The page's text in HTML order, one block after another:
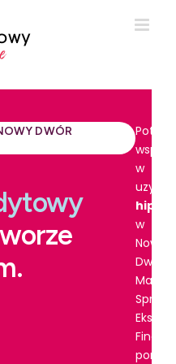
DWÓR
w
w
Dworze
Ekspert